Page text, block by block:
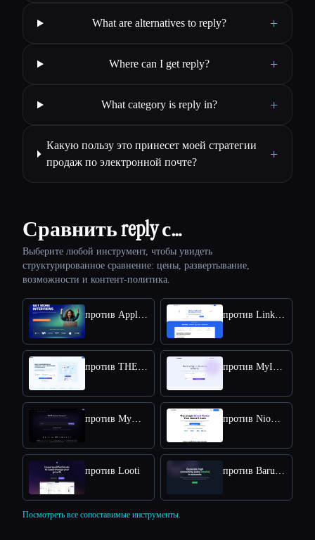
What are alternatives to reply? +
Where can I get reply? +
What category is reply in? +
Какую пользу это принесет моей стратегии
продаж по электронной почте?
+
Сравнить reply с…
Выберите любой инструмент, чтобы увидеть
структурированное сравнение: цены, развертывание,
возможности и контент-политика.
против ApplyPass против LinkDR
против THEO: Context-aware Strategic Co-Pilot против MyInfluencer
против MyMap.AI Swot Analysis Generator против NioLeads
против Looti против BaruaAI
Посмотреть все сопоставимые инструменты.